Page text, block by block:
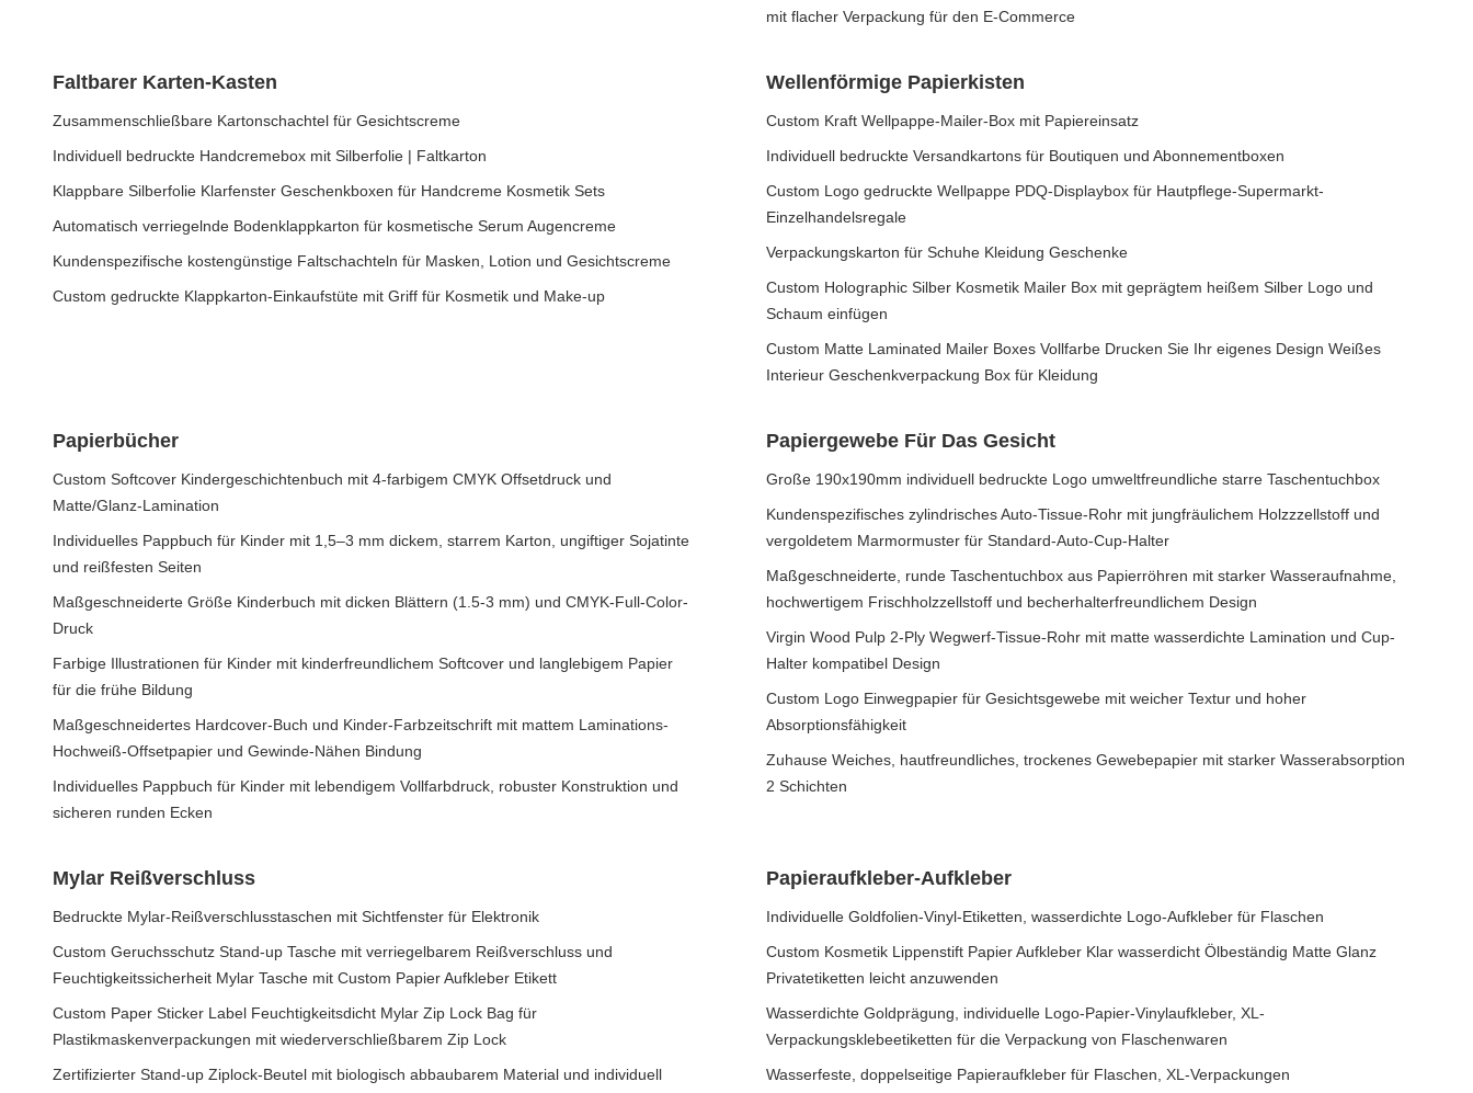
mit flacher Verpackung für den E-Commerce
Faltbarer Karten-Kasten
Zusammenschließbare Kartonschachtel für Gesichtscreme
Individuell bedruckte Handcremebox mit Silberfolie | Faltkarton
Klappbare Silberfolie Klarfenster Geschenkboxen für Handcreme Kosmetik Sets
Automatisch verriegelnde Bodenklappkarton für kosmetische Serum Augencreme
Kundenspezifische kostengünstige Faltschachteln für Masken, Lotion und Gesichtscreme
Custom gedruckte Klappkarton-Einkaufstüte mit Griff für Kosmetik und Make-up
Wellenförmige Papierkisten
Custom Kraft Wellpappe-Mailer-Box mit Papiereinsatz
Individuell bedruckte Versandkartons für Boutiquen und Abonnementboxen
Custom Logo gedruckte Wellpappe PDQ-Displaybox für Hautpflege-Supermarkt-
Einzelhandelsregale
Verpackungskarton für Schuhe Kleidung Geschenke
Custom Holographic Silber Kosmetik Mailer Box mit geprägtem heißem Silber Logo und
Schaum einfügen
Custom Matte Laminated Mailer Boxes Vollfarbe Drucken Sie Ihr eigenes Design Weißes
Interieur Geschenkverpackung Box für Kleidung
Papierbücher
Custom Softcover Kindergeschichtenbuch mit 4-farbigem CMYK Offsetdruck und
Matte/Glanz-Lamination
Individuelles Pappbuch für Kinder mit 1,5–3 mm dickem, starrem Karton, ungiftiger Sojatinte
und reißfesten Seiten
Maßgeschneiderte Größe Kinderbuch mit dicken Blättern (1.5-3 mm) und CMYK-Full-Color-
Druck
Farbige Illustrationen für Kinder mit kinderfreundlichem Softcover und langlebigem Papier
für die frühe Bildung
Maßgeschneidertes Hardcover-Buch und Kinder-Farbzeitschrift mit mattem Laminations-
Hochweiß-Offsetpapier und Gewinde-Nähen Bindung
Individuelles Pappbuch für Kinder mit lebendigem Vollfarbdruck, robuster Konstruktion und
sicheren runden Ecken
Papiergewebe Für Das Gesicht
Große 190x190mm individuell bedruckte Logo umweltfreundliche starre Taschentuchbox
Kundenspezifisches zylindrisches Auto-Tissue-Rohr mit jungfräulichem Holzzzellstoff und
vergoldetem Marmormuster für Standard-Auto-Cup-Halter
Maßgeschneiderte, runde Taschentuchbox aus Papierröhren mit starker Wasseraufnahme,
hochwertigem Frischholzzellstoff und becherhalterfreundlichem Design
Virgin Wood Pulp 2-Ply Wegwerf-Tissue-Rohr mit matte wasserdichte Lamination und Cup-
Halter kompatibel Design
Custom Logo Einwegpapier für Gesichtsgewebe mit weicher Textur und hoher
Absorptionsfähigkeit
Zuhause Weiches, hautfreundliches, trockenes Gewebepapier mit starker Wasserabsorption
2 Schichten
Mylar Reißverschluss
Bedruckte Mylar-Reißverschlusstaschen mit Sichtfenster für Elektronik
Custom Geruchsschutz Stand-up Tasche mit verriegelbarem Reißverschluss und
Feuchtigkeitssicherheit Mylar Tasche mit Custom Papier Aufkleber Etikett
Custom Paper Sticker Label Feuchtigkeitsdicht Mylar Zip Lock Bag für
Plastikmaskenverpackungen mit wiederverschließbarem Zip Lock
Zertifizierter Stand-up Ziplock-Beutel mit biologisch abbaubarem Material und individuell
Papieraufkleber-Aufkleber
Individuelle Goldfolien-Vinyl-Etiketten, wasserdichte Logo-Aufkleber für Flaschen
Custom Kosmetik Lippenstift Papier Aufkleber Klar wasserdicht Ölbeständig Matte Glanz
Privatetiketten leicht anzuwenden
Wasserdichte Goldprägung, individuelle Logo-Papier-Vinylaufkleber, XL-
Verpackungsklebeetiketten für die Verpackung von Flaschenwaren
Wasserfeste, doppelseitige Papieraufkleber für Flaschen, XL-Verpackungen